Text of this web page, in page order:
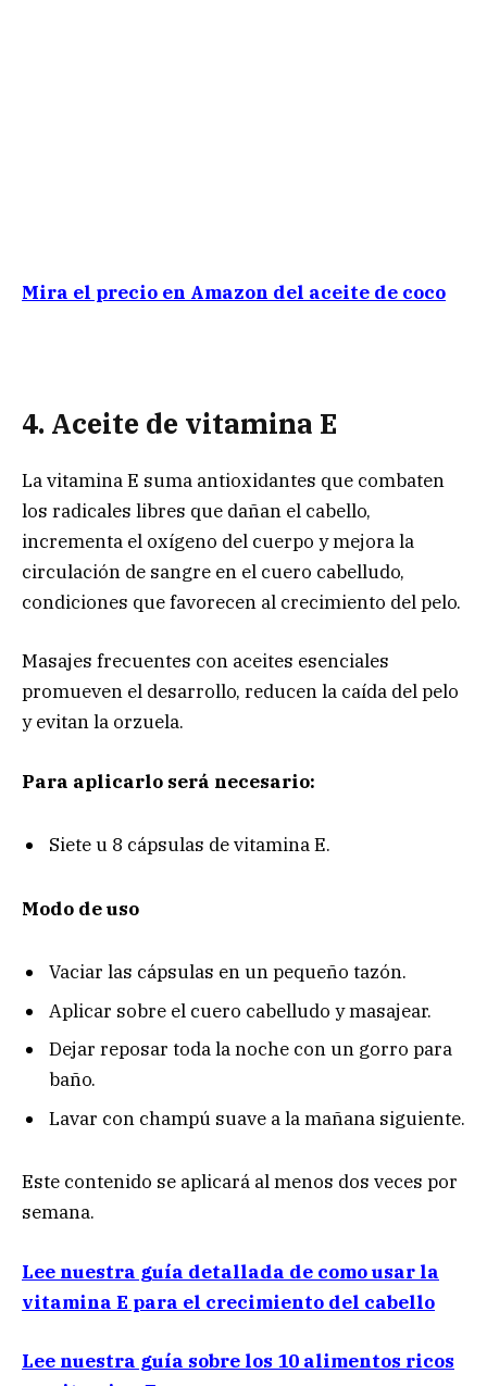
Mira el precio en Amazon del aceite de coco
4. Aceite de vitamina E
La vitamina E suma antioxidantes que combaten
los radicales libres que dañan el cabello,
incrementa el oxígeno del cuerpo y mejora la
circulación de sangre en el cuero cabelludo,
condiciones que favorecen al crecimiento del pelo.
Masajes frecuentes con aceites esenciales
promueven el desarrollo, reducen la caída del pelo
y evitan la orzuela.
Para aplicarlo será necesario:
Siete u 8 cápsulas de vitamina E.
Modo de uso
Vaciar las cápsulas en un pequeño tazón.
Aplicar sobre el cuero cabelludo y masajear.
Dejar reposar toda la noche con un gorro para
baño.
Lavar con champú suave a la mañana siguiente.
Este contenido se aplicará al menos dos veces por
semana.
Lee nuestra guía detallada de como usar la
vitamina E para el crecimiento del cabello
Lee nuestra guía sobre los 10 alimentos ricos